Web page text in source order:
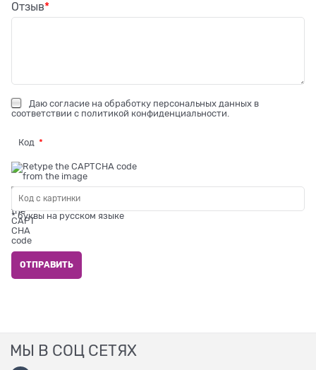
Отзыв
Даю согласие на обработку персональных данных в
соответствии с политикой конфиденциальности
Код
* буквы на русском языке
МЫ В СОЦ СЕТЯХ